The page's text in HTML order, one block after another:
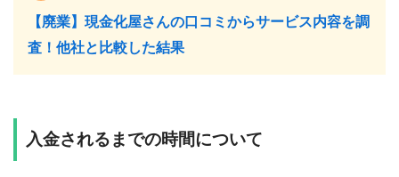
【廃業】現金化屋さんの口コミからサービス内容を調
査！他社と比較した結果
入金されるまでの時間について